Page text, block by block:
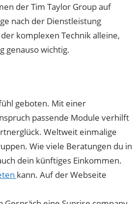
der Tim Taylor Group auf
nach der Dienstleistung
komplexen Technik alleine,
genauso wichtig.
geboten. Mit einer
passende Module verhilft
Weltweit einmalige
Wie viele Beratungen du in
dein künftiges Einkommen.
kann. Auf der Webseite